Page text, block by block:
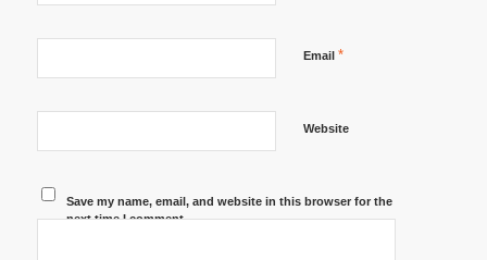
Email *
Website
Save my name, email, and website in this browser for the
next time I comment.